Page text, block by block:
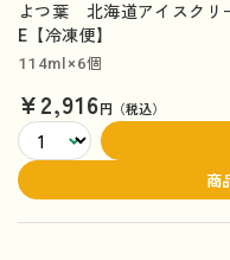
よつ葉 北海道アイスク
E【冷凍便】
114ml×6個
¥2,916円（税込）
商